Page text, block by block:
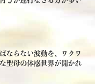
ならない波動を、ワクワ
聖母の体感世界が開かれ